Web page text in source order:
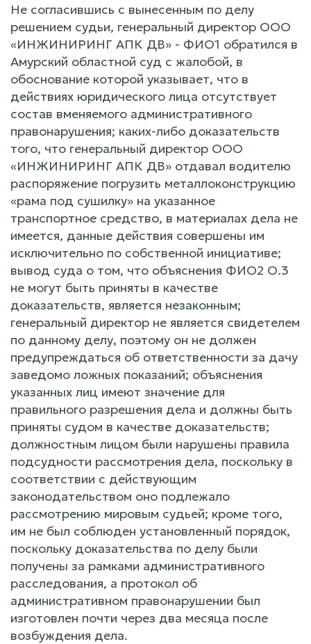
Не согласившись с вынесенным по делу
решением судьи, генеральный директор ООО
«ИНЖИНИРИНГ АПК ДВ» - ФИО1 обратился в
Амурский областной суд с жалобой, в
обоснование которой указывает, что в
действиях юридического лица отсутствует
состав вменяемого административного
правонарушения; каких-либо доказательств
того, что генеральный директор ООО
«ИНЖИНИРИНГ АПК ДВ» отдавал водителю
распоряжение погрузить металлоконструкцию
«рама под сушилку» на указанное
транспортное средство, в материалах дела не
имеется, данные действия совершены им
исключительно по собственной инициативе;
вывод суда о том, что объяснения ФИО2 О.3
не могут быть приняты в качестве
доказательств, является незаконным;
генеральный директор не является свидетелем
по данному делу, поэтому он не должен
предупреждаться об ответственности за дачу
заведомо ложных показаний; объяснения
указанных лиц имеют значение для
правильного разрешения дела и должны быть
приняты судом в качестве доказательств;
должностным лицом были нарушены правила
подсудности рассмотрения дела, поскольку в
соответствии с действующим
законодательством оно подлежало
рассмотрению мировым судьей; кроме того,
им не был соблюден установленный порядок,
поскольку доказательства по делу были
получены за рамками административного
расследования, а протокол об
административном правонарушении был
изготовлен почти через два месяца после
возбуждения дела.